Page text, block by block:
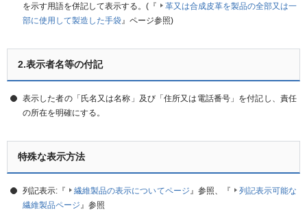
を示す用語を併記して表示する。(『
革又は合成皮革を製品の全部又は一
部に使用して製造した手袋』ページ参照)
2.表示者名等の付記
表示した者の「氏名又は名称」及び「住所又は電話番号」を付記し、責任
の所在を明確にする。
特殊な表示方法
列記表示:『 繊維製品の表示についてページ』参照、『
列記表示可能な
繊維製品ページ』参照